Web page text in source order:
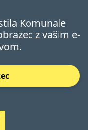
Komunale
z vašim e-